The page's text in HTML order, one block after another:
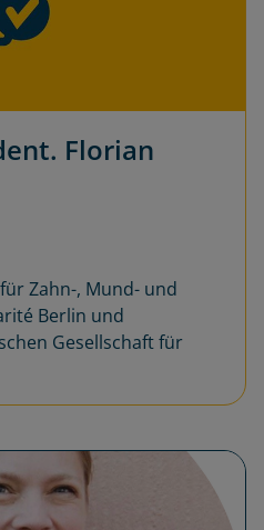
Florian
Zahn-, Mund- und
Berlin und
Gesellschaft für